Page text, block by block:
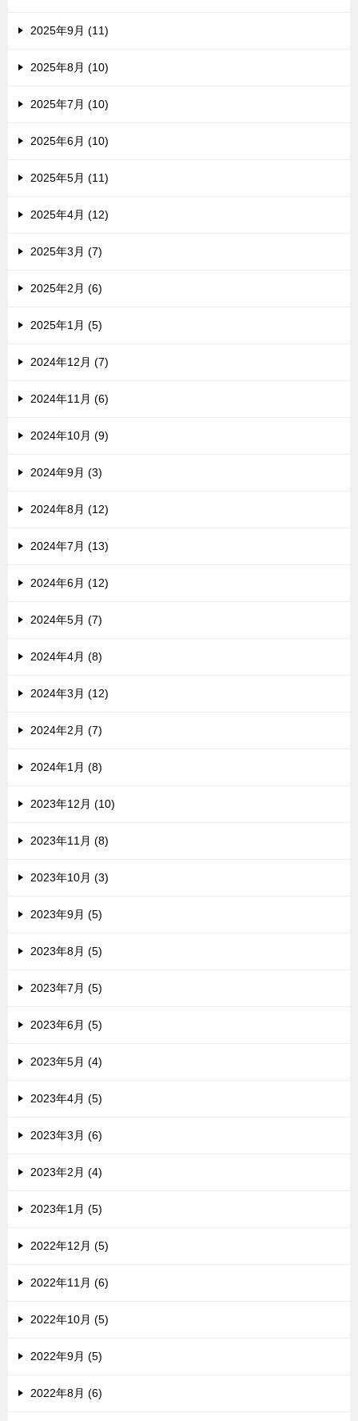
2025年9月 (11)
2025年8月 (10)
2025年7月 (10)
2025年6月 (10)
2025年5月 (11)
2025年4月 (12)
2025年3月 (7)
2025年2月 (6)
2025年1月 (5)
2024年12月 (7)
2024年11月 (6)
2024年10月 (9)
2024年9月 (3)
2024年8月 (12)
2024年7月 (13)
2024年6月 (12)
2024年5月 (7)
2024年4月 (8)
2024年3月 (12)
2024年2月 (7)
2024年1月 (8)
2023年12月 (10)
2023年11月 (8)
2023年10月 (3)
2023年9月 (5)
2023年8月 (5)
2023年7月 (5)
2023年6月 (5)
2023年5月 (4)
2023年4月 (5)
2023年3月 (6)
2023年2月 (4)
2023年1月 (5)
2022年12月 (5)
2022年11月 (6)
2022年10月 (5)
2022年9月 (5)
2022年8月 (6)